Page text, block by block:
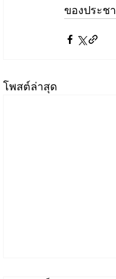
ของประช
โพสต์ล่าสุด